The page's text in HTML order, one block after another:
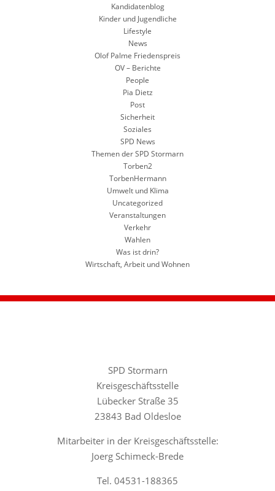
Kandidatenblog
Kinder und Jugendliche
Lifestyle
News
Olof Palme Friedenspreis
OV – Berichte
People
Pia Dietz
Post
Sicherheit
Soziales
SPD News
Themen der SPD Stormarn
Torben2
TorbenHermann
Umwelt und Klima
Uncategorized
Veranstaltungen
Verkehr
Wahlen
Was ist drin?
Wirtschaft, Arbeit und Wohnen
SPD Stormarn
Kreisgeschäftsstelle
Lübecker Straße 35
23843 Bad Oldesloe
Mitarbeiter in der Kreisgeschäftsstelle:
Joerg Schimeck-Brede
Tel. 04531-188365